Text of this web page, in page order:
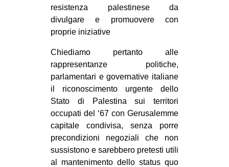
resistenza palestinese da
divulgare e promuovere con
proprie iniziative
Chiediamo pertanto alle
rappresentanze politiche,
parlamentari e governative italiane
il riconoscimento urgente dello
Stato di Palestina sui territori
occupati del ‘67 con Gerusalemme
capitale condivisa, senza porre
precondizioni negoziali che non
sussistono e sarebbero pretesti utili
al mantenimento dello status quo